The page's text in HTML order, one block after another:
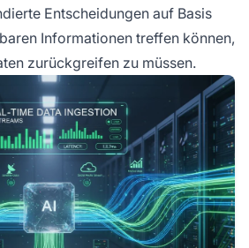
Entscheidungen auf Basis
Informationen treffen können,
zurückgreifen zu müssen.